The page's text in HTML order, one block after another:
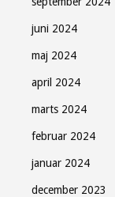
juni 2024
maj 2024
april 2024
marts 2024
februar 2024
januar 2024
december 2023